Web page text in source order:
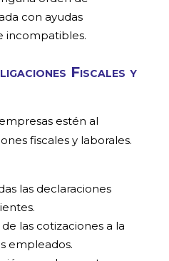
con ayudas
incompatibles.
Fiscales y
estén al
fiscales y laborales.
las declaraciones
las cotizaciones a la
empleados.